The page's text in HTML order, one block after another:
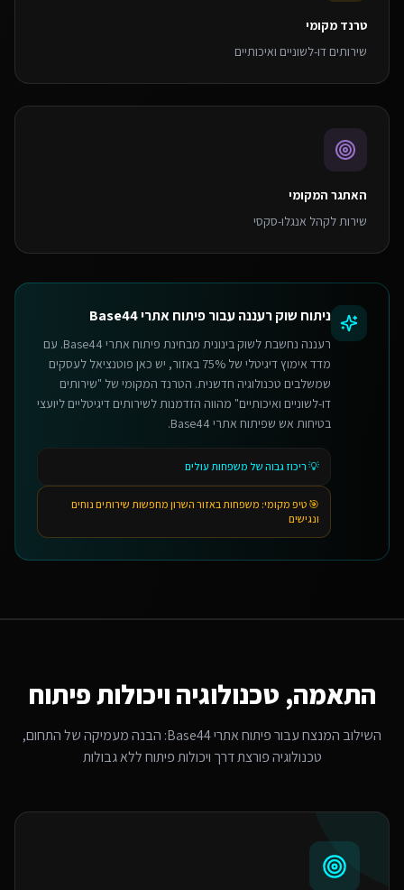
טרנד מקומי
שירותים דו-לשוניים ואיכותיים
האתגר המקומי
שירות לקהל אנגלו-סקסי
ניתוח שוקרעננהעבורפיתוח אתרי Base44
רעננה נחשבת לשוק בינונית מבחינת פיתוח אתרי Base44. עם
מדד אימוץ דיגיטלי של 75% באזור, יש כאן פוטנציאל לעסקים
שמשלבים טכנולוגיה חדשנית. הטרנד המקומי של "שירותים
דו-לשוניים ואיכותיים" מהווה הזדמנות לשירותים דיגיטליים ליועצי
בטיחות אש שפיתוח אתרי Base44.
💡 ריכוז גבוה של משפחות עולים
🎯 טיפ מקומי: משפחות באזור השרון מחפשות שירותים נוחים
ונגישים
התאמה, טכנולוגיה ויכולות פיתוח
השילוב המנצח עבורפיתוח אתרי Base44
: הבנה מעמיקה של התחום,
טכנולוגיה פורצת דרך ויכולות פיתוח ללא גבולות